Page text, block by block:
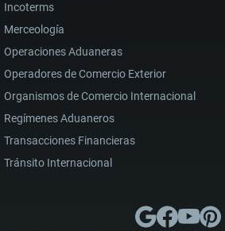
Incoterms
Merceología
Operaciones Aduaneras
Operadores de Comercio Exterior
Organismos de Comercio Internacional
Regímenes Aduaneros
Transacciones Financieras
Tránsito Internacional